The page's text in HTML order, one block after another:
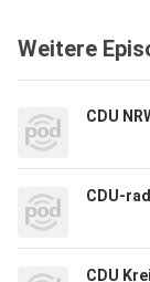
Weitere
CDU
CDU-
CDU